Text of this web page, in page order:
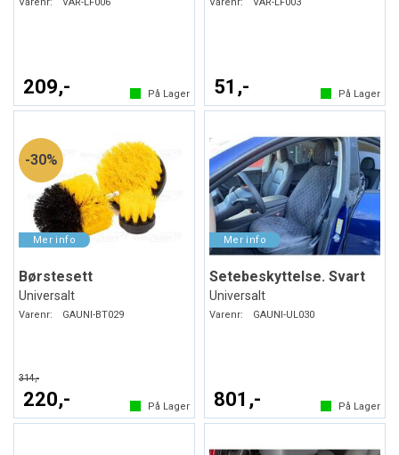
209,- På Lager 51,- På Lager
30%
Børstesett
Universalt
Varenr: GAUNI-BT029
314,-
220,- På Lager
Setebeskyttelse. Svart
Universalt
Varenr: GAUNI-UL030
801,- På Lager